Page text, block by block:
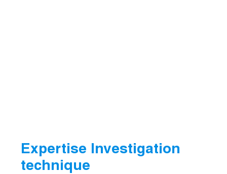
Expertise Investigation
technique